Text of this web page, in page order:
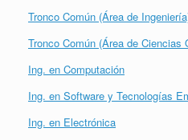
Tronco Común (Área de
Tronco Común (Área de Ciencias
Ing. en Computación
Ing. en Software y Tecnologías
Ing. en Electrónica